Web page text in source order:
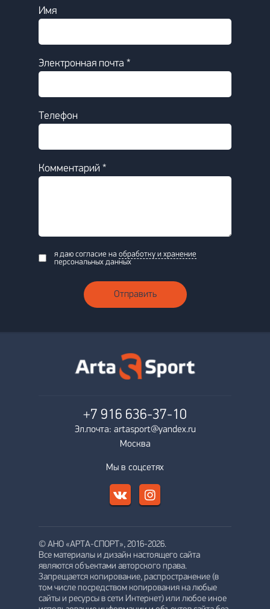
Имя
Электронная почта *
Телефон
Комментарий *
я даю согласие на обработку и хранение
персональных данных
Отправить
+7 916 636-37-10
Эл.почта: artasport@yandex.ru
Москва
Мы в соцсетях
© АНО «АРТА-СПОРТ», 2016-2026.
Все материалы и дизайн настоящего сайта
являются объектами авторского права.
Запрещается копирование, распространение (в
том числе посредством копирования на любые
сайты и ресурсы в сети Интернет) или любое иное